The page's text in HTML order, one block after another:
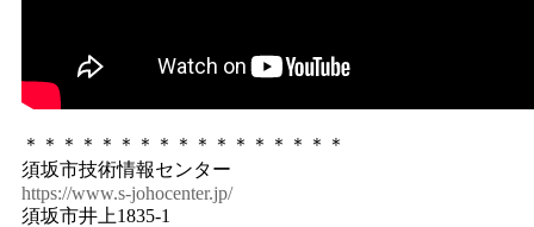
＊＊＊＊＊＊＊＊＊＊＊＊＊＊＊＊＊
須坂市技術情報センター
https://www.s-johocenter.jp/
須坂市井上1835-1